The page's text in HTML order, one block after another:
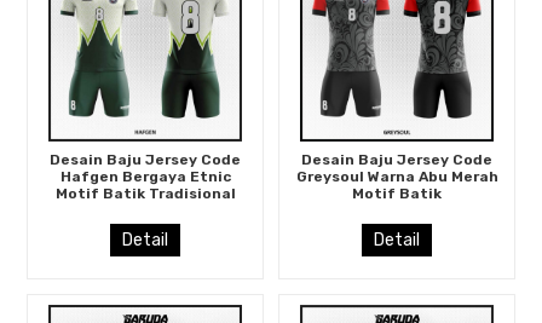
Desain Baju Jersey Code
Hafgen Bergaya Etnic
Motif Batik Tradisional
Detail
Desain Baju Jersey Code
Greysoul Warna Abu Merah
Motif Batik
Detail